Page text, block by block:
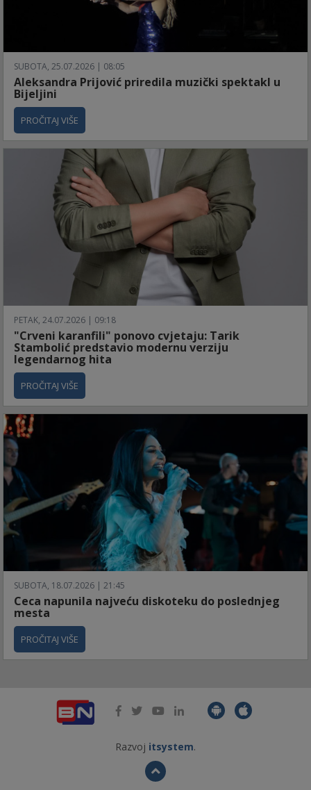
SUBOTA, 25.07.2026 | 08:05
Aleksandra Prijović priredila muzički spektakl u
Bijeljini
PROČITAJ VIŠE
PETAK, 24.07.2026 | 09:18
"Crveni karanfili" ponovo cvjetaju: Tarik
Stambolić predstavio modernu verziju
legendarnog hita
PROČITAJ VIŠE
SUBOTA, 18.07.2026 | 21:45
Ceca napunila najveću diskoteku do poslednjeg
mesta
PROČITAJ VIŠE
Razvoj itsystem.